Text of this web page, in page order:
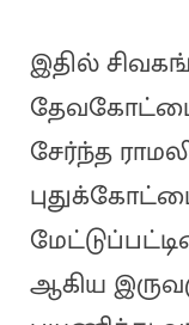
இதில்
தேவகோட்டை
சேர்ந்த
ஆகிய